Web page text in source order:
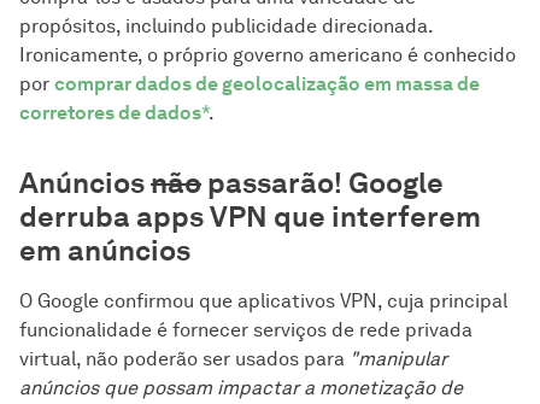
propósitos, incluindo publicidade direcionada.
Ironicamente, o próprio governo americano é conhecido
por comprar dados de geolocalização em massa de
corretores de dados*.
Anúnciosnão passarão! Google
derruba apps VPN que interferem
em anúncios
O Google confirmou que aplicativos VPN, cuja principal
funcionalidade é fornecer serviços de rede privada
virtual, não poderão ser usados para "manipular
anúncios que possam impactar a monetização de